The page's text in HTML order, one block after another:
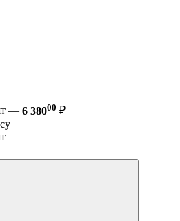
— 6 38000 ₽